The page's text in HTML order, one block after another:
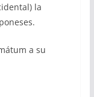
la
a su